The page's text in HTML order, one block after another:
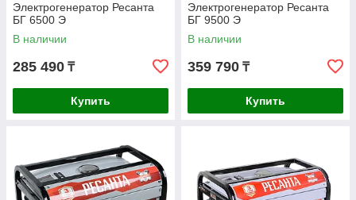
Электрогенератор Ресанта
БГ 6500 Э
В наличии
285 490 ₸
Купить
Электрогенератор Ресанта
БГ 9500 Э
В наличии
359 790 ₸
Купить